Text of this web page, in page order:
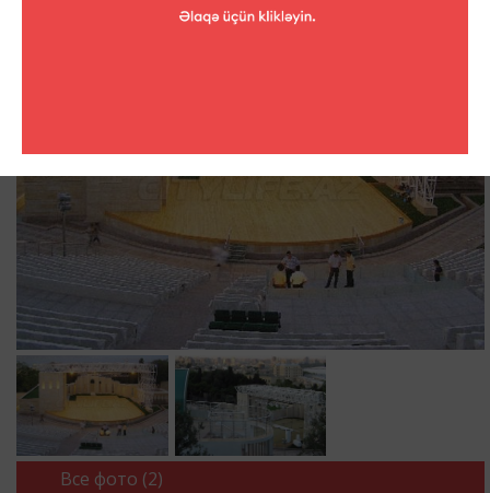
Yaşıl Teatr
Все фото (2)